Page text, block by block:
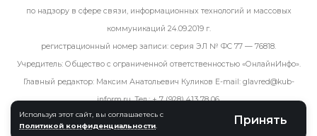
Используя этот сайт, вы соглашаетесь с
Политикой конфиденциальности
Принять
по надзору в сфере связи, информационных технологий и массовых
коммуникаций 24.09.2019 г.
регистрационный номер записи: серия ЭЛ № ФС 77 — 76818.
Учредитель: Общество с ограниченной ответственностью «ОнлайнИнфо».
Главный редактор: Максим Анатольевич Куликов E-mail: glavred@kub-
inform.ru. Тел.:+ 7 (928) 413 78 06.
© kub-inform 2026